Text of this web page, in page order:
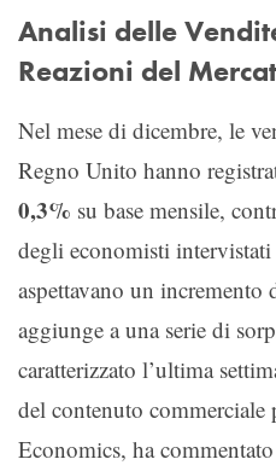
Analisi delle
Reazioni del
Nel mese di dicembre, le
Regno Unito hanno
0,3% su base mensile,
degli economisti intervistati
aspettavano un
aggiunge a una serie di
caratterizzato l’ultima
del contenuto commerciale
Economics, ha